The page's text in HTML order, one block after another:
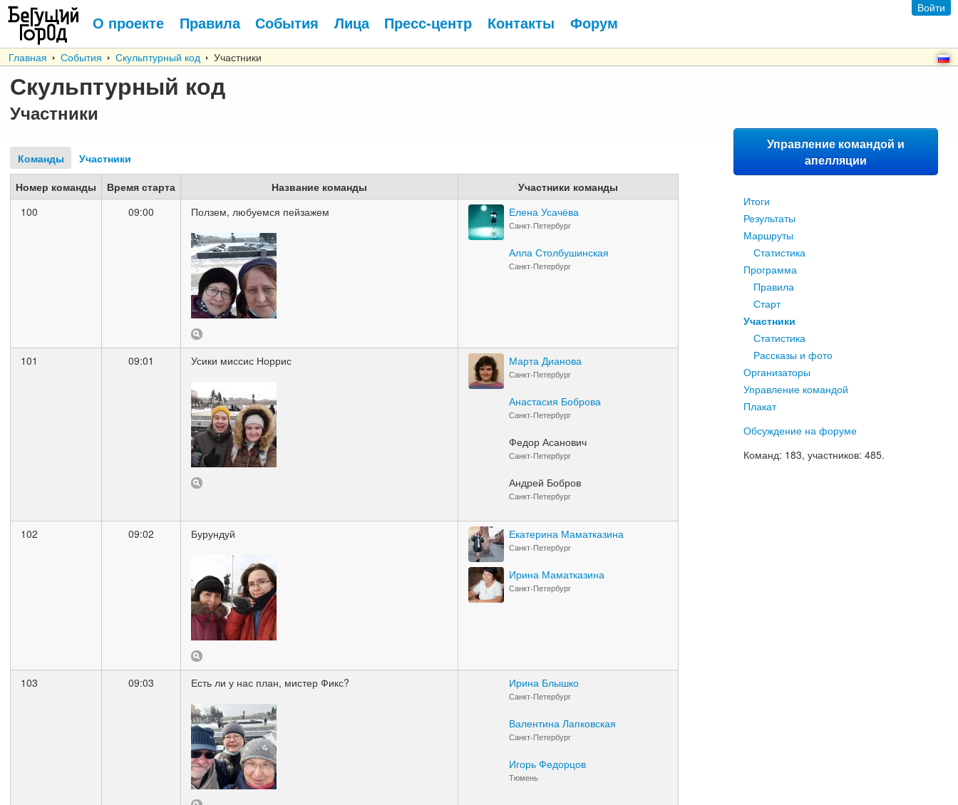
Войти
О проекте Правила События Лица Пресс-центр Контакты Форум
Главная События Скульптурный код Участники
Скульптурный код
Участники
Управление командой и
апелляции
Итоги
Результаты
Маршруты
Статистика
Программа
Правила
Старт
Участники
Статистика
Рассказы и фото
Организаторы
Управление командой
Плакат
Обсуждение на форуме
Команд: 183, участников: 485.
Команды Участники
Номер команды Время старта Название команды
Участники команды
100
09:00 Ползем, любуемся пейзажем Елена Усачёва
Санкт-Петербург
Алла Столбушинская
Санкт-Петербург
101 09:01 Усики миссис Норрис Марта Дианова
Санкт-Петербург
Анастасия Боброва
Санкт-Петербург
Федор Асанович
Санкт-Петербург
Андрей Бобров
Санкт-Петербург
102 09:02 Бурундуй Екатерина Маматказина
Санкт-Петербург
Ирина Маматказина
Санкт-Петербург
103 09:03 Есть ли у нас план, мистер Фикс? Ирина Блышко
Санкт-Петербург
Валентина Лапковская
Санкт-Петербург
Игорь Федорцов
Тюмень